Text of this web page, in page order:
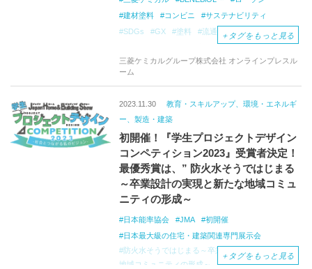
建材塗料
コンビニ
サステナビリティ
SDGs
GX 塗料 流通
小売り
グリーントランスフォーメーション
北海道
＋ タグをもっと見る
三菱ケミカルグループ株式会社 オンラインプレスル
ーム
2023.11.30
教育・スキルアップ、環境・エネルギ
ー、製造・建築
初開催！『学生プロジェクトデザイン
コンペティション2023』受賞者決定！
最優秀賞は、” 防火水そうではじまる
～卒業設計の実現と新たな地域コミュ
ニティの形成～
日本能率協会 JMA
初開催
日本最大級の住宅・建築関連専門展示会
防火水そうではじまる～卒業設計の実現と新たな
地域コミュニティの形成～
＋ タグをもっと見る